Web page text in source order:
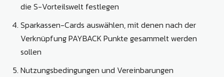
die S-Vorteilswelt festlegen
Sparkassen-Cards auswählen, mit denen nach der
Verknüpfung PAYBACK Punkte gesammelt werden
sollen
Nutzungsbedingungen und Vereinbarungen